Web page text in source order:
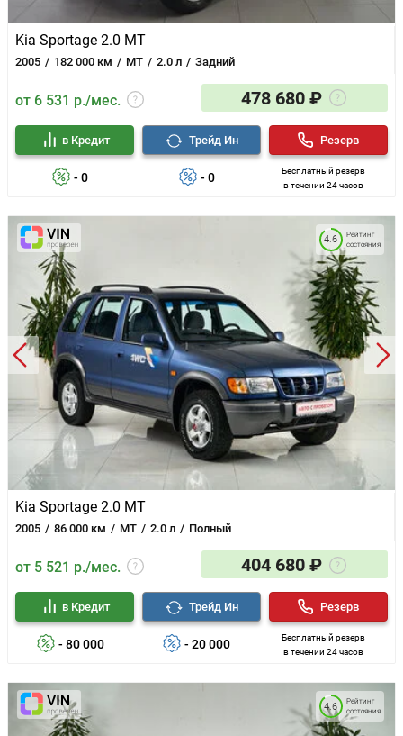
Kia Sportage 2.0 MT
2005 182 000 км MT 2.0 л Задний
от 6 531 р./мес. 478 680 ₽
- 0
в Кредит
- 0
Трейд Ин
Бесплатный резерв
в течении 24 часов
Резерв
Kia Sportage 2.0 MT
2005 86 000 км MT 2.0 л Полный
Рейтинг
состояния
4.6
от 5 521 р./мес. 404 680 ₽
- 80 000
в Кредит
- 20 000
Трейд Ин
Бесплатный резерв
в течении 24 часов
Резерв
Рейтинг
состояния
4.6